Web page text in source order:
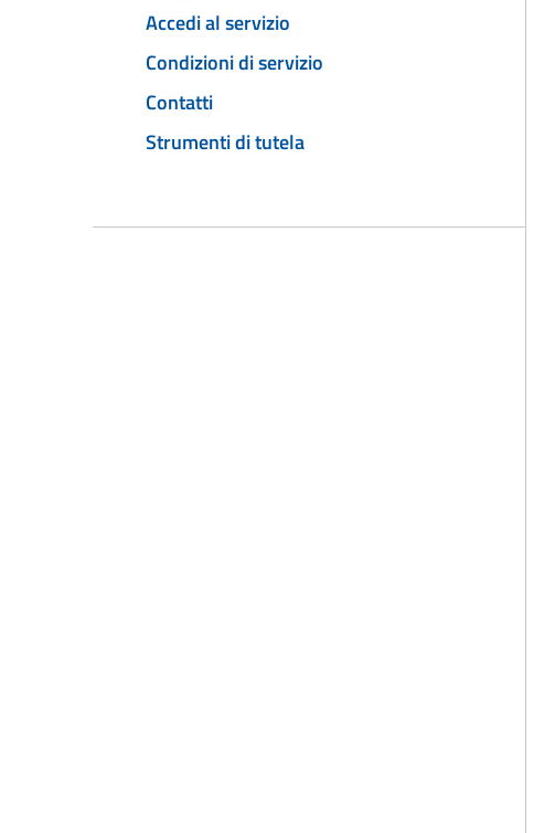
Accedi al servizio
Condizioni di servizio
Contatti
Strumenti di tutela